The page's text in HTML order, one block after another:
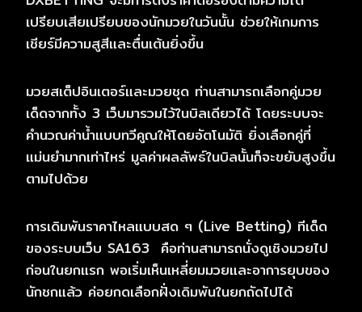
เปรียบเสียเปรียบของนักมวยในวันนั้น ช่วยให้เกมการ
เชียร์มีความสูสีและตื่นเต้นยิ่งขึ้น
มวยสเต็ปอินเตอร์และมวยชุด ท่านสามารถเลือกคู่มวย
เด็ดจากทั้ง 3 เว็บมารวมไว้ในบิลเดียวได้ โดยระบบจะ
คำนวณค่าน้ำแบบทวีคูณให้โดยอัตโนมัติ ยิ่งเลือกคู่ที่
แม่นยำมากเท่าไหร่ มูลค่าผลลัพธ์ในบิลนั้นก็จะขยับสูงขึ้น
ตามไปด้วย
การเดิมพันราคาไหลแบบสด ๆ (Live Betting) ทีเด็ด
ของระบบเว็บ SA163 คือท่านสามารถนั่งดูเชิงมวยไป
ก่อนในยกแรก พอเริ่มเห็นเหลี่ยมมวยและอาการยุบของ
นักชกแล้ว ค่อยกดเลือกฝั่งเดิมพันในยกถัดไปได้